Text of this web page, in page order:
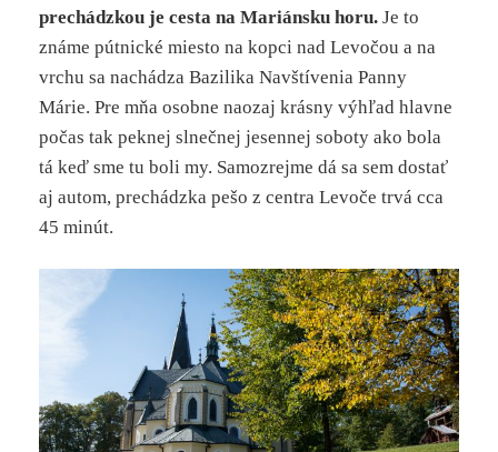
prechádzkou je cesta na Mariánsku horu. Je to
známe pútnické miesto na kopci nad Levočou a na
vrchu sa nachádza Bazilika Navštívenia Panny
Márie. Pre mňa osobne naozaj krásny výhľad hlavne
počas tak peknej slnečnej jesennej soboty ako bola
tá keď sme tu boli my. Samozrejme dá sa sem dostať
aj autom, prechádzka pešo z centra Levoče trvá cca
45 minút.